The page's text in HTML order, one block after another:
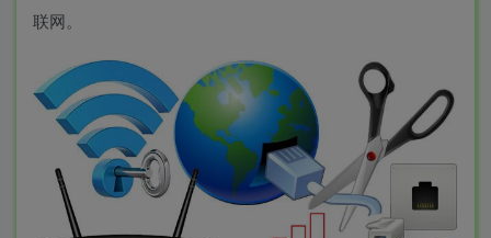
联网。